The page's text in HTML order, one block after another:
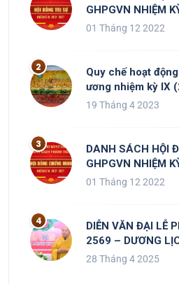
GHPGVN NHIỆM
01 Tháng 12 2022
Quy chế hoạt
ương nhiệm kỳ IX
19 Tháng 4 2023
DANH SÁCH HỘI
GHPGVN NHIỆM
01 Tháng 12 2022
DIỄN VĂN ĐẠI LỄ
2569 – DƯƠNG
28 Tháng 4 2025